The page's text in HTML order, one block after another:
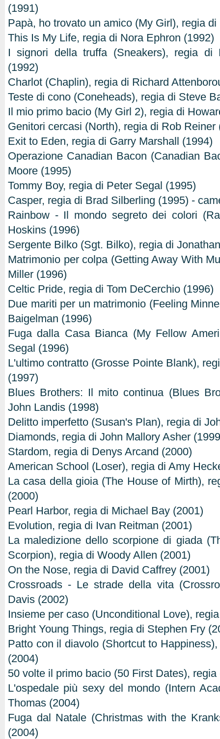
(1991)
Papà, ho trovato un amico (My Girl), regia
This Is My Life, regia di Nora Ephron (1992)
I signori della truffa (Sneakers), regia di
(1992)
Charlot (Chaplin), regia di Richard
Teste di cono (Coneheads), regia di Steve
Il mio primo bacio (My Girl 2), regia di
Genitori cercasi (North), regia di Rob Reiner
Exit to Eden, regia di Garry Marshall (1994)
Operazione Canadian Bacon (Canadian
Moore (1995)
Tommy Boy, regia di Peter Segal (1995)
Casper, regia di Brad Silberling (1995) -
Rainbow - Il mondo segreto dei colori
Hoskins (1996)
Sergente Bilko (Sgt. Bilko), regia di
Matrimonio per colpa (Getting Away With
Miller (1996)
Celtic Pride, regia di Tom DeCerchio (1996)
Due mariti per un matrimonio (Feeling
Baigelman (1996)
Fuga dalla Casa Bianca (My Fellow
Segal (1996)
L'ultimo contratto (Grosse Pointe Blank),
(1997)
Blues Brothers: Il mito continua (Blues
John Landis (1998)
Delitto imperfetto (Susan's Plan), regia di
Diamonds, regia di John Mallory Asher
Stardom, regia di Denys Arcand (2000)
American School (Loser), regia di Amy
La casa della gioia (The House of Mirth),
(2000)
Pearl Harbor, regia di Michael Bay (2001)
Evolution, regia di Ivan Reitman (2001)
La maledizione dello scorpione di giada
Scorpion), regia di Woody Allen (2001)
On the Nose, regia di David Caffrey (2001)
Crossroads - Le strade della vita
Davis (2002)
Insieme per caso (Unconditional Love),
Bright Young Things, regia di Stephen Fry
Patto con il diavolo (Shortcut to
(2004)
50 volte il primo bacio (50 First Dates),
L'ospedale più sexy del mondo (Intern
Thomas (2004)
Fuga dal Natale (Christmas with the
(2004)